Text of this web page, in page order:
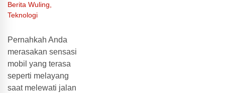
Berita Wuling,
Teknologi
Pernahkah Anda
merasakan sensasi
mobil yang terasa
seperti melayang
saat melewati jalan